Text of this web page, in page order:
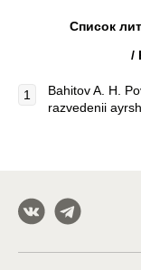
Список
/
Bahitov A. H.
razvedenii